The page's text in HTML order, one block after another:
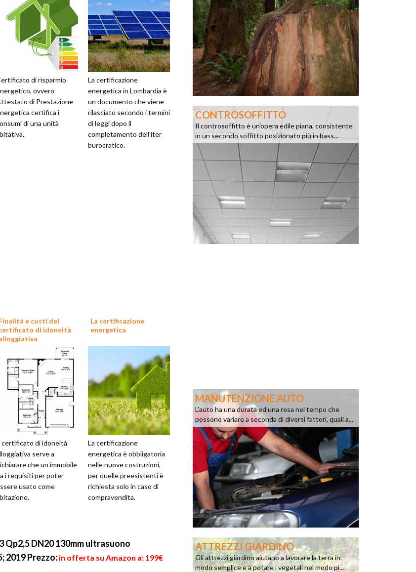
di risparmio
ovvero
di Prestazione
certifica i
di una unità
La certificazione
energetica in Lombardia è
un documento che viene
rilasciato secondo i termini
di leggi dopo il
completamento dell'iter
burocratico.
e costi del
di idoneità
certificato di idoneità
serve a
che un immobile
i requisiti per poter
usato come
La certificazione
energetica
La certificazione
energetica è obbligatoria
nelle nuove costruzioni,
per quelle preesistenti è
richiesta solo in caso di
compravendita.
DN20 130mm ultrasuono
2019Prezzo: in offerta su Amazon a: 199€
CONTROSOFFITTO
Il controsoffitto è un'opera edile piana, consistente
in un secondo soffitto posizionato più in bass...
MANUTENZIONE AUTO
L'auto ha una durata ed una resa nel tempo che
possono variare a seconda di diversi fattori, quali a...
ATTREZZI GIARDINO
Gli attrezzi giardino aiutano a lavorare la terra in
modo semplice e a potare i vegetali nel modo pi...